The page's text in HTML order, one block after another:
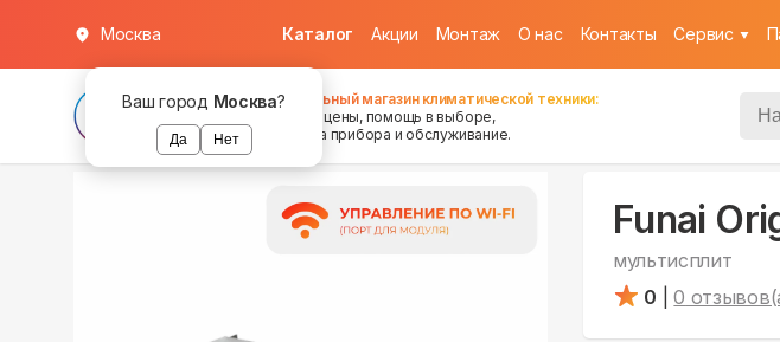
Ваш город Москва?
Да Нет
Москва Каталог Акции Монтаж О нас Контакты Cервис
Федеральный магазин климатической техники:
хорошие цены, помощь в выборе,
установка прибора и обслуживание.
Funai
мультисплит
0
0
в наличии
в наличии
в наличии